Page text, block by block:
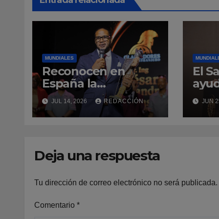
MUNDIALES
Reconocen en
España la
trayectoria del
primer profesor
dominicano de
JUL 14, 2026 REDACCIÓN
El
a JUN
Deja una respuesta
Tu dirección de correo electrónico no será publicada.
Comentario *